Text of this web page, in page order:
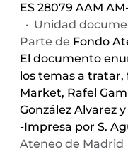
ES 28079 AAM
· Unidad
Parte de Fondo
El documento
los temas a tratar,
Market, Rafel
González Alvarez
-Impresa por S.
Ateneo de Madrid